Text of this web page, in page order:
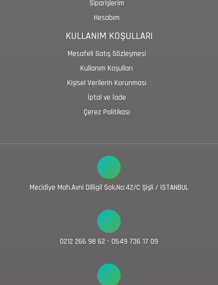
Siparişlerim
Hesabım
KULLANIM KOŞULLARI
Mesafeli Satış Sözleşmesi
Kullanım Koşulları
Kişisel Verilerin Korunması
İptal ve İade
Çerez Politikası
Mecidiye Mah.Avni Dilligil Sok.No:42/C Şişli / İSTANBUL
0212 266 98 62 - 0549 736 17 09